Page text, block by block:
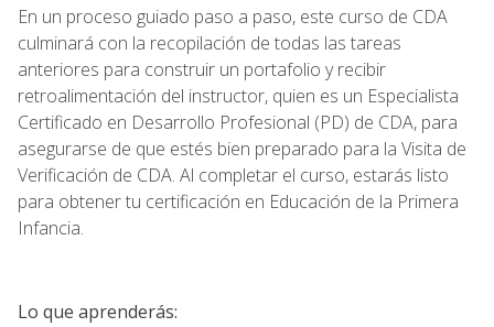
En un proceso guiado paso a paso, este curso de CDA
culminará con la recopilación de todas las tareas
anteriores para construir un portafolio y recibir
retroalimentación del instructor, quien es un Especialista
Certificado en Desarrollo Profesional (PD) de CDA, para
asegurarse de que estés bien preparado para la Visita de
Verificación de CDA. Al completar el curso, estarás listo
para obtener tu certificación en Educación de la Primera
Infancia.
Lo que aprenderás: